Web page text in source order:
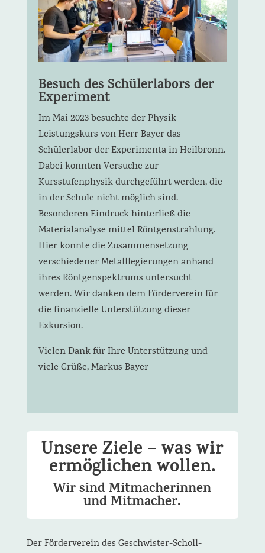
Besuch des Schülerlabors der
Experiment
Im Mai 2023 besuchte der Physik-
Leistungskurs von Herr Bayer das
Schülerlabor der Experimenta in Heilbronn.
Dabei konnten Versuche zur
Kursstufenphysik durchgeführt werden, die
in der Schule nicht möglich sind.
Besonderen Eindruck hinterließ die
Materialanalyse mittel Röntgenstrahlung.
Hier konnte die Zusammensetzung
verschiedener Metalllegierungen anhand
ihres Röntgenspektrums untersucht
werden. Wir danken dem Förderverein für
die finanzielle Unterstützung dieser
Exkursion.
Vielen Dank für Ihre Unterstützung und
viele Grüße, Markus Bayer
Unsere Ziele – was wir
ermöglichen wollen.
Wir sind Mitmacherinnen
und Mitmacher.
Der Förderverein des Geschwister-Scholl-